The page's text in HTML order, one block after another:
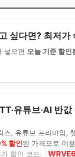
싶다면? 최저가
넣으면 오늘 기준 할인
유튜브·AI 반값
스, 유튜브 프리미엄,
할인된 가격으로 이
할인 코드: